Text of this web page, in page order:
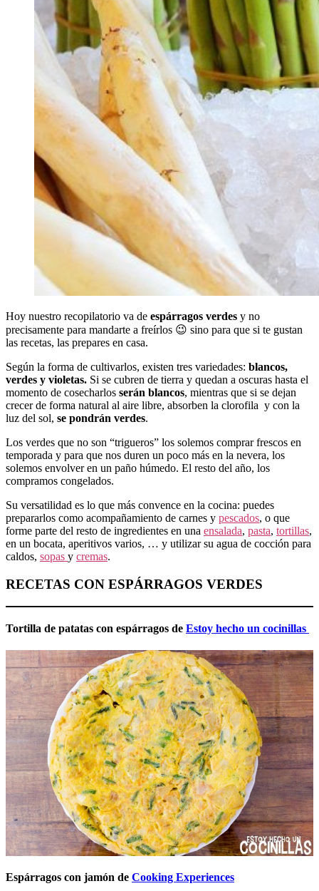
Hoy nuestro recopilatorio va de espárragos verdes y no
precisamente para mandarte a freírlos 😉 sino para que si te gustan
las recetas, las prepares en casa.
Según la forma de cultivarlos, existen tres variedades: blancos,
verdes y violetas. Si se cubren de tierra y quedan a oscuras hasta el
momento de cosecharlos serán blancos, mientras que si se dejan
crecer de forma natural al aire libre, absorben la clorofila y con la
luz del sol, se pondrán verdes.
Los verdes que no son “trigueros” los solemos comprar frescos en
temporada y para que nos duren un poco más en la nevera, los
solemos envolver en un paño húmedo. El resto del año, los
compramos congelados.
Su versatilidad es lo que más convence en la cocina: puedes
prepararlos como acompañamiento de carnes y pescados, o que
forme parte del resto de ingredientes en una ensalada, pasta, tortillas,
en un bocata, aperitivos varios, … y utilizar su agua de cocción para
caldos, sopas y cremas.
RECETAS CON ESPÁRRAGOS VERDES
Tortilla de patatas con espárragos de Estoy hecho un cocinillas
Espárragos con jamón de Cooking Experiences